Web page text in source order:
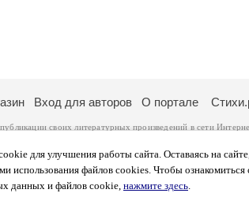
для улучшения работы сайта. Оставаясь на
использования файлов cookies. Чтобы ознакомиться
данных и файлов cookie, нажмите здесь.
Вход для авторов О портале
своих литературных произведений в сети
. Перепечатка произведений возможна только с согласия
на основании
данных. Вы также можете посмотреть более подробную
которые в общей сумме просматривают более
по две цифры: количество просмотров и количество